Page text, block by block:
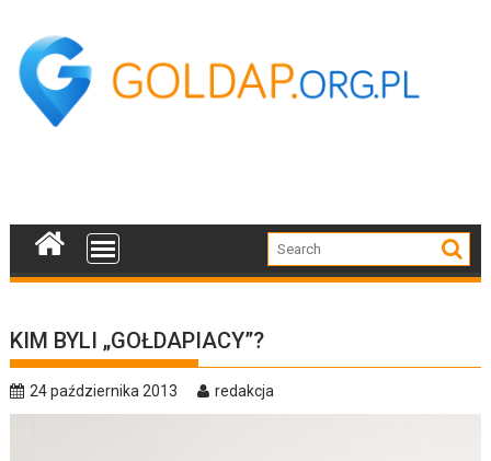
content
KIM BYLI „GOŁDAPIACY”?
24 października 2013 redakcja